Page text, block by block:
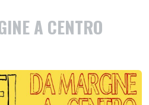
A CENTRO